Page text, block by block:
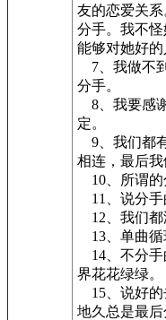
友的恋爱关
分手。我不
能够对她好的
7、我做不
分手。
8、我要感
定。
9、我们都
相连，最后我
10、所谓的
11、说分手
12、我们都
13、单曲循
14、不分手
界花花绿绿。
15、说好的
地久总是最后